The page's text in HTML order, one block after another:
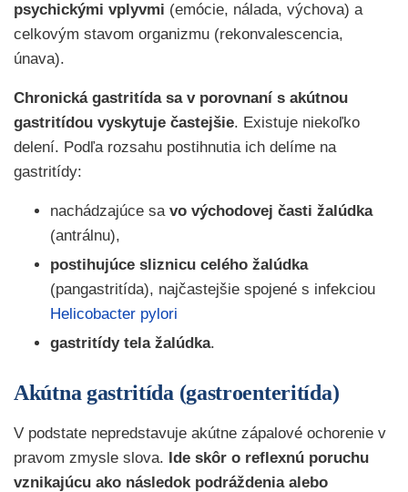
psychickými vplyvmi (emócie, nálada, výchova) a
celkovým stavom organizmu (rekonvalescencia,
únava).
Chronická gastritída sa v porovnaní s akútnou
gastritídou vyskytuje častejšie. Existuje niekoľko
delení. Podľa rozsahu postihnutia ich delíme na
gastritídy:
nachádzajúce sa vo východovej časti žalúdka
(antrálnu),
postihujúce sliznicu celého žalúdka
(pangastritída), najčastejšie spojené s infekciou
Helicobacter pylori
gastritídy tela žalúdka.
Akútna gastritída (gastroenteritída)
V podstate nepredstavuje akútne zápalové ochorenie v
pravom zmysle slova. Ide skôr o reflexnú poruchu
vznikajúcu ako následok podráždenia alebo